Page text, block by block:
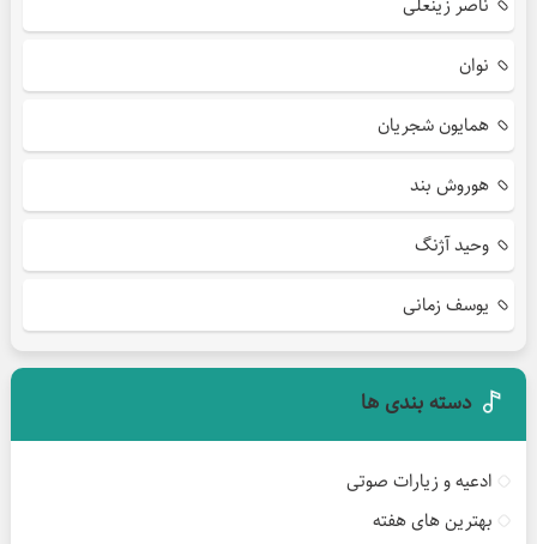
نوان
همایون شجریان
هوروش بند
وحید آژنگ
یوسف زمانی
دسته بندی ها
ادعیه و زیارات صوتی
بهترین های هفته